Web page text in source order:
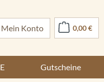
Mein Konto 0,00 €
Gutscheine